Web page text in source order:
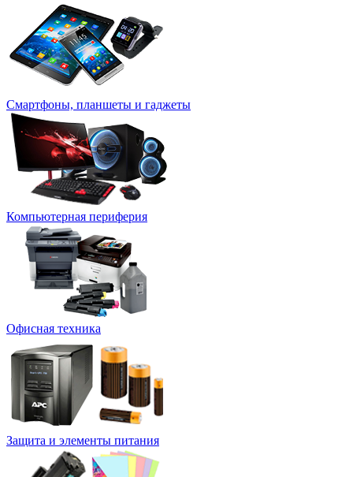
Смартфоны, планшеты и гаджеты
Компьютерная периферия
Офисная техника
Защита и элементы питания